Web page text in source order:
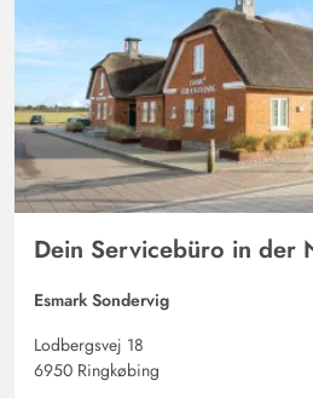
Dein Servicebüro in der
Esmark Sondervig
Lodbergsvej 18
6950 Ringkøbing